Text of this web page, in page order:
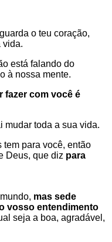
o teu coração,
vida.
está falando do
à nossa mente.
fazer com você é
mudar toda a sua vida.
tem para você, então
Deus, que diz para
mas sede
vosso entendimento
seja a boa, agradável,